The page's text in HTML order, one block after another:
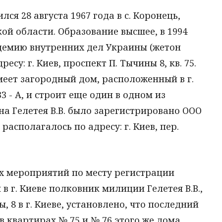
28 августа 1967 года в с. Коронець,
области. Образование высшее, в 1994
внутренних дел Украины (жетон
г. Киев, проспект П. Тычины 8, кв. 75.
загородный дом, расположенный в г.
- А, и строит еще один в одном из
Гелетея В.В. было зарегистрировано ООО
по адресу: г. Киев, пер.
мероприятий по месту регистрации
Киеве полковник милиции Гелетея В.В.,
8 в г. Киеве, установлено, что последний